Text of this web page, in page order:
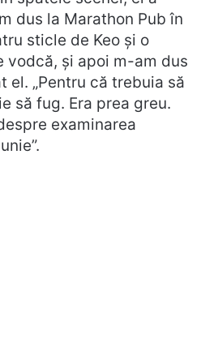
dus la Marathon Pub în
sticle de Keo și o
vodcă, și apoi m-am dus
el. „Pentru că trebuia să
să fug. Era prea greu.
examinarea